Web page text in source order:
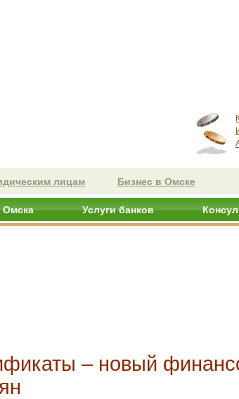
лицам Бизнес в Омске
Омска Услуги банков
– новый